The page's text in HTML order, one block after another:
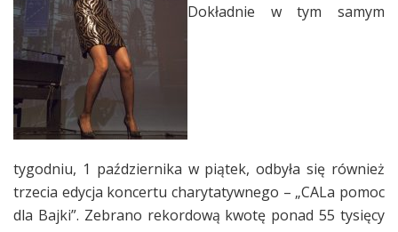
Dokładnie w tym samym
tygodniu, 1 października w piątek, odbyła się również
trzecia edycja koncertu charytatywnego – „CALa pomoc
dla Bajki”. Zebrano rekordową kwotę ponad 55 tysięcy